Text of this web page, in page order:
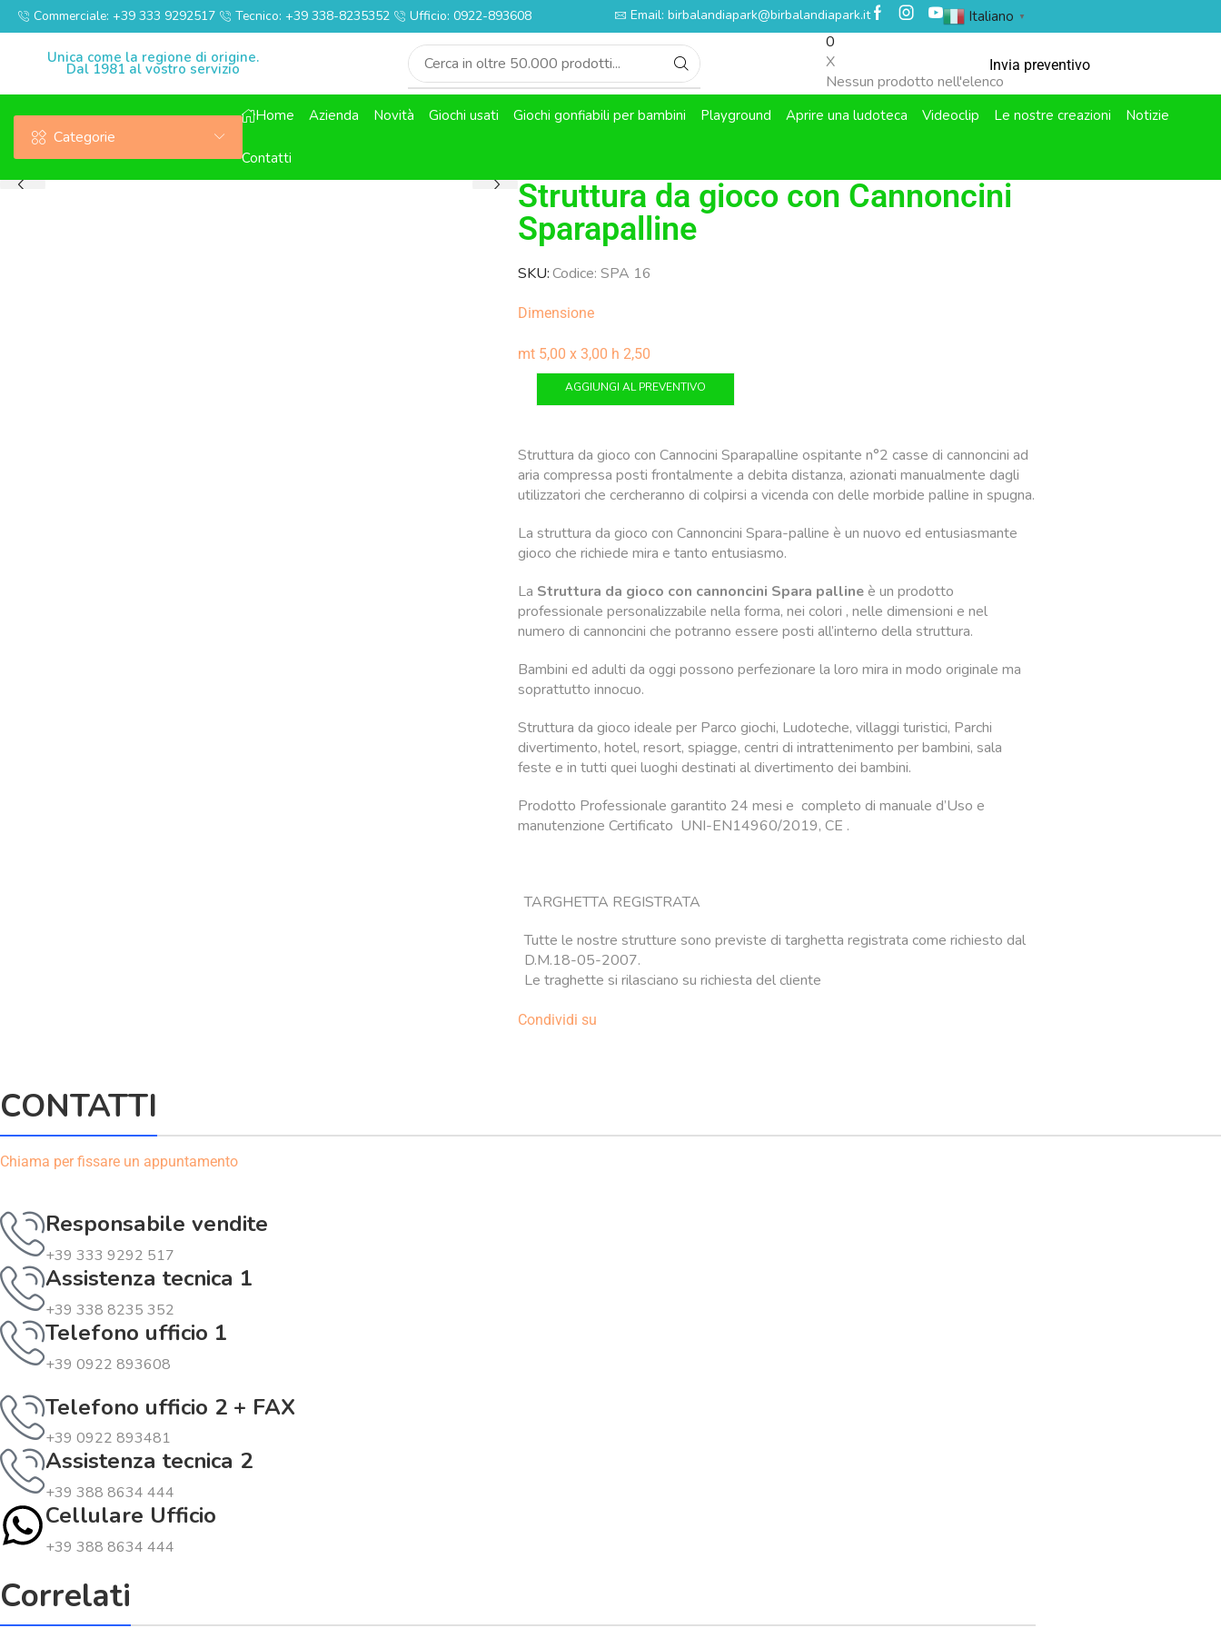
Commerciale: +39 333 9292517 Tecnico: +39 338-8235352 Ufficio: 0922-893608 Email: birbalandiapark@birbalandiapark.it Italiano ▼
Unica come la regione di origine.
Dal 1981 al vostro servizio
0
X
Nessun prodotto nell'elenco
Invia preventivo
Categorie
Home Azienda Novità Giochi usati Giochi gonfiabili per bambini Playground Aprire una ludoteca Videoclip Le nostre creazioni Notizie
Contatti
Struttura da gioco con Cannoncini
Sparapalline
SKU:Codice: SPA 16
Dimensione
mt 5,00 x 3,00 h 2,50
AGGIUNGI AL PREVENTIVO
Struttura da gioco con Cannocini Sparapalline ospitante n°2 casse di cannoncini ad
aria compressa posti frontalmente a debita distanza, azionati manualmente dagli
utilizzatori che cercheranno di colpirsi a vicenda con delle morbide palline in spugna.
La struttura da gioco con Cannoncini Spara-palline è un nuovo ed entusiasmante
gioco che richiede mira e tanto entusiasmo.
La Struttura da gioco con cannoncini Spara pallineè un prodotto
professionale personalizzabile nella forma, nei colori , nelle dimensioni e nel
numero di cannoncini che potranno essere posti all’interno della struttura.
Bambini ed adulti da oggi possono perfezionare la loro mira in modo originale ma
soprattutto innocuo.
Struttura da gioco ideale per Parco giochi, Ludoteche, villaggi turistici, Parchi
divertimento, hotel, resort, spiagge, centri di intrattenimento per bambini, sala
feste e in tutti quei luoghi destinati al divertimento dei bambini.
Prodotto Professionale garantito 24 mesi e completo di manuale d’Uso e
manutenzione Certificato UNI-EN14960/2019, CE .
TARGHETTA REGISTRATA
Tutte le nostre strutture sono previste di targhetta registrata come richiesto dal
D.M.18-05-2007.
Le traghette si rilasciano su richiesta del cliente
Condividi su
CONTATTI
Chiama per fissare un appuntamento
Responsabile vendite
+39 333 9292 517
Assistenza tecnica 1
+39 338 8235 352
Telefono ufficio 1
+39 0922 893608
Telefono ufficio 2 + FAX
+39 0922 893481
Assistenza tecnica 2
+39 388 8634 444
Cellulare Ufficio
+39 388 8634 444
Correlati